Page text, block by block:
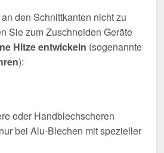
den Schnittkanten nicht zu
Sie zum Zuschneiden Geräte
Hitze entwickeln (sogenannte
):
oder Handblechscheren
bei Alu-Blechen mit spezieller